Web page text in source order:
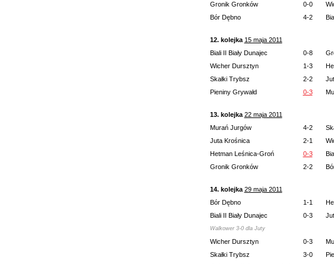
Gronik Gronków
0-0
Bór Dębno
4-2
12. kolejka 15 maja 2011
Biali II Biały Dunajec
0-8
Wicher Dursztyn
1-3
Skałki Trybsz
2-2
Pieniny Grywałd
0-3
13. kolejka 22 maja 2011
Murań Jurgów
4-2
Juta Krośnica
2-1
Hetman Leśnica-Groń
0-3
Gronik Gronków
2-2
14. kolejka 29 maja 2011
Bór Dębno
1-1
Biali II Biały Dunajec
0-3
Walkower 3-0 dla Juty
Wicher Dursztyn 0-3
Skałki Trybsz
3-0